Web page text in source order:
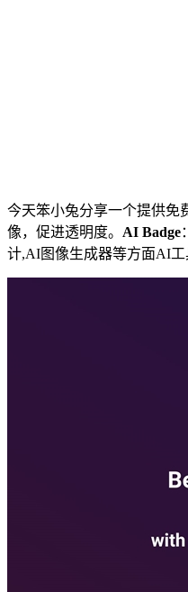
今天笨小兔分享一个提供免
像，促进透明度。 AI Badge
计,AI图像生成器等方面AI工